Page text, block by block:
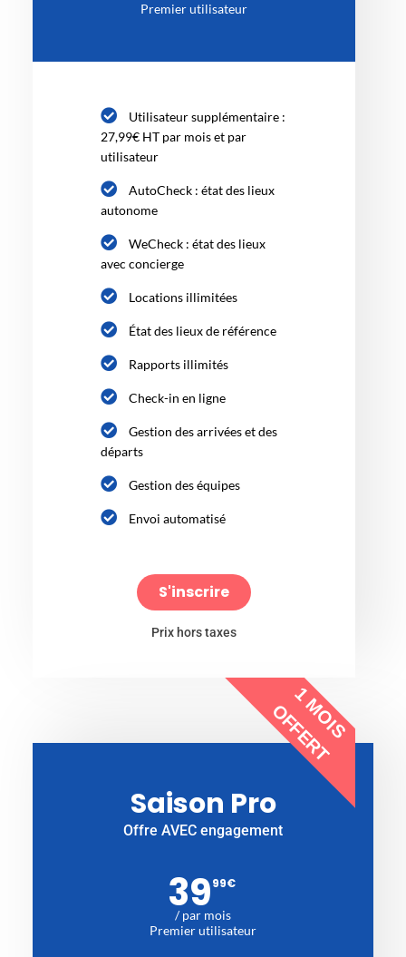
Premier utilisateur
Utilisateur supplémentaire :
27,99€ HT par mois et par
utilisateur
AutoCheck : état des lieux
autonome
WeCheck : état des lieux
avec concierge
Locations illimitées
État des lieux de référence
Rapports illimités
Check-in en ligne
Gestion des arrivées et des
départs
Gestion des équipes
Envoi automatisé
S'inscrire
Prix hors taxes
1 MOIS
OFFERT
Saison Pro
Offre AVEC engagement
3999€
/ par mois
Premier utilisateur